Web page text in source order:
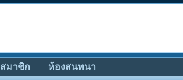
สมาชิก ห้องสนทนา